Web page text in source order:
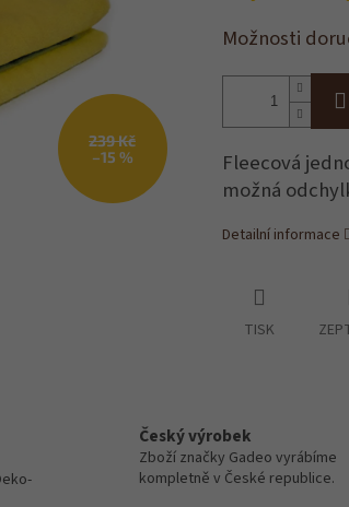
239 Kč
–15 %
Možnosti
Fleecová
možná
Detailní informace
TISK
Český výrobek
Zboží značky Gadeo vyrábíme
kompletně v České republice.